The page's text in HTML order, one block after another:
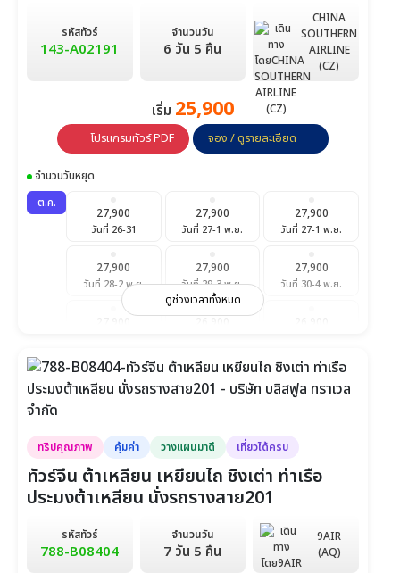
รหัสทัวร์
143-A02191
จำนวนวัน
6 วัน 5 คืน
CHINA
SOUTHERN
AIRLINE
(CZ)
เริ่ม 25,900
โปรแกรมทัวร์ PDF จอง / ดูรายละเอียด
จำนวนวันหยุด
ต.ค.
27,900
วันที่ 26-31
27,900
วันที่ 27-1 พ.ย.
27,900
วันที่ 27-1 พ.ย.
27,900
วันที่ 28-2 พ.ย.
27,900
วันที่ 29-3 พ.ย.
27,900
วันที่ 30-4 พ.ย.
พ.ย.
26,900
วันที่ 3-8
26,900
วันที่ 4-9
26,900
วันที่ 5-10
วันที่ 6-11 วันที่ 10-15
25,900
วันที่ 12-17
25,900
วันที่ 13-18
25,900
25,900
วันที่ 18-23
25,900
วันที่ 19-24
25,900
วันที่ 20-25
ดูช่วงเวลาทั้งหมด
ทริปคุณภาพ คุ้มค่า วางแผนมาดี เที่ยวได้ครบ
ทัวร์จีน ต้าเหลียน เหยียนไถ ชิงเต่า ท่าเรือ
ประมงต้าเหลียน นั่งรถรางสาย201
รหัสทัวร์
788-B08404
จำนวนวัน
7 วัน 5 คืน
9AIR
(AQ)